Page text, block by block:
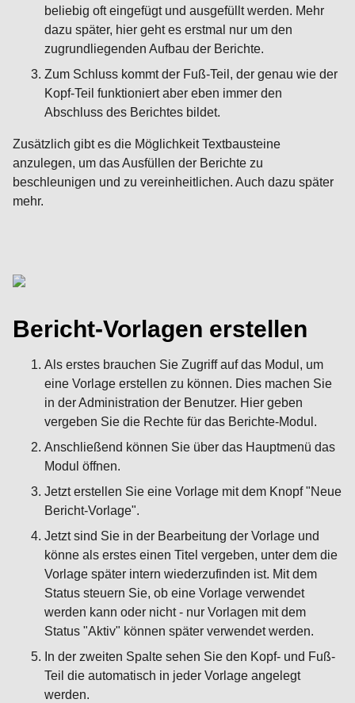
beliebig oft eingefügt und ausgefüllt werden. Mehr
dazu später, hier geht es erstmal nur um den
zugrundliegenden Aufbau der Berichte.
Zum Schluss kommt der Fuß-Teil, der genau wie der
Kopf-Teil funktioniert aber eben immer den
Abschluss des Berichtes bildet.
Zusätzlich gibt es die Möglichkeit Textbausteine
anzulegen, um das Ausfüllen der Berichte zu
beschleunigen und zu vereinheitlichen. Auch dazu später
mehr.
Bericht-Vorlagen erstellen
Als erstes brauchen Sie Zugriff auf das Modul, um
eine Vorlage erstellen zu können. Dies machen Sie
in der Administration der Benutzer. Hier geben
vergeben Sie die Rechte für das Berichte-Modul.
Anschließend können Sie über das Hauptmenü das
Modul öffnen.
Jetzt erstellen Sie eine Vorlage mit dem Knopf "Neue
Bericht-Vorlage".
Jetzt sind Sie in der Bearbeitung der Vorlage und
könne als erstes einen Titel vergeben, unter dem die
Vorlage später intern wiederzufinden ist. Mit dem
Status steuern Sie, ob eine Vorlage verwendet
werden kann oder nicht - nur Vorlagen mit dem
Status "Aktiv" können später verwendet werden.
In der zweiten Spalte sehen Sie den Kopf- und Fuß-
Teil die automatisch in jeder Vorlage angelegt
werden.